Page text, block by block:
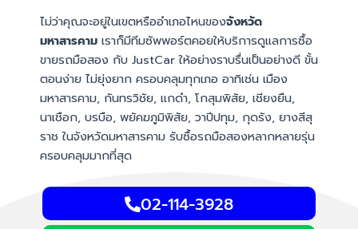
ไม่ว่าคุณจะอยู่ในเขตหรืออำเภอไหนของจังหวัด
มหาสารคาม เราก็มีทีมซัพพอร์ตคอยให้บริการดูแลการซื้อ
ขายรถมือสอง กับ JustCar ให้อย่างราบรื่นเป็นอย่างดี ขั้น
ตอนง่าย ไม่ยุ่งยาก ครอบคลุมทุกเภอ อาทิเช่น เมือง
มหาสารคาม, กันทรวิชัย, แกดำ, โกสุมพิสัย, เชียงยืน,
นาเชือก, บรบือ, พยัคฆภูมิพิสัย, วาปีปทุม, กุดรัง, ยางสีสุ
ราช ในจังหวัดมหาสารคาม รับซื้อรถมือสองหลากหลายรุ่น
ครอบคลุมมากที่สุด
02-114-3928